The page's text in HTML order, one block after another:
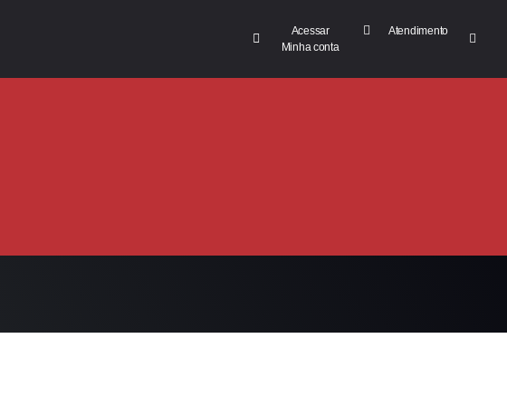
Acessar
Minha conta
Atendimento